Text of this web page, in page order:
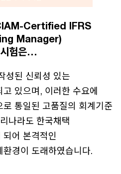
Certified IFRS
Manager)
험은…
성된 신뢰성 있는
있으며, 이러한 수요에
통일된 고품질의 회계기준
나라도 한국채택
어 본격적인
경이 도래하였습니다.